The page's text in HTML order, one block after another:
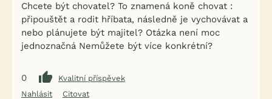
Chcete být chovatel? To znamená koně chovat :
připouštět a rodit hříbata, následně je vychovávat a
nebo plánujete být majitel? Otázka není moc
jednoznačná Nemůžete být více konkrétní?
0
Kvalitní příspěvek
Nahlásit
Citovat